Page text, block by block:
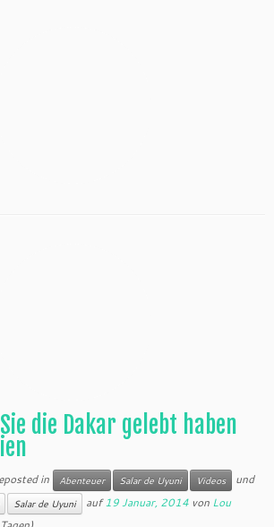
die Dakar gelebt haben
in Abenteuer Salar de Uyuni Videos
und
Salar de Uyuni auf19 Januar, 2014 von Lou